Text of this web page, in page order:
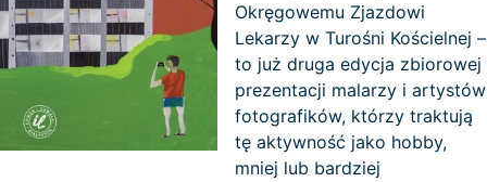
Okręgowemu Zjazdowi
Lekarzy w Turośni Kościelnej –
to już druga edycja zbiorowej
prezentacji malarzy i artystów
fotografików, którzy traktują
tę aktywność jako hobby,
mniej lub bardziej